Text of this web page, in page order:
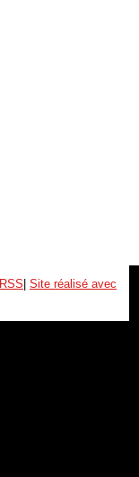
RSS Site réalisé avec